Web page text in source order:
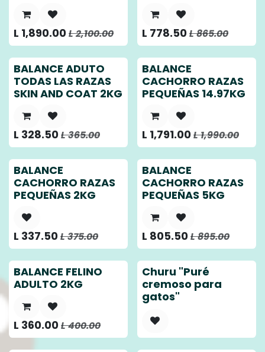
L 1,890.00L2,100.00 L 778.50L865.00
BALANCE ADUTO
TODAS LAS RAZAS
SKIN AND COAT 2KG
L 328.50L365.00
BALANCE
CACHORRO RAZAS
PEQUEÑAS 14.97KG
L 1,791.00L1,990.00
BALANCE
CACHORRO RAZAS
PEQUEÑAS 2KG
L 337.50L375.00
BALANCE
CACHORRO RAZAS
PEQUEÑAS 5KG
L 805.50L895.00
BALANCE FELINO
ADULTO 2KG
L 360.00L400.00
Churu "Puré
cremoso para
gatos"